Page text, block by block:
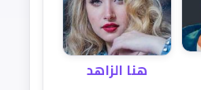
هنا الزاهد